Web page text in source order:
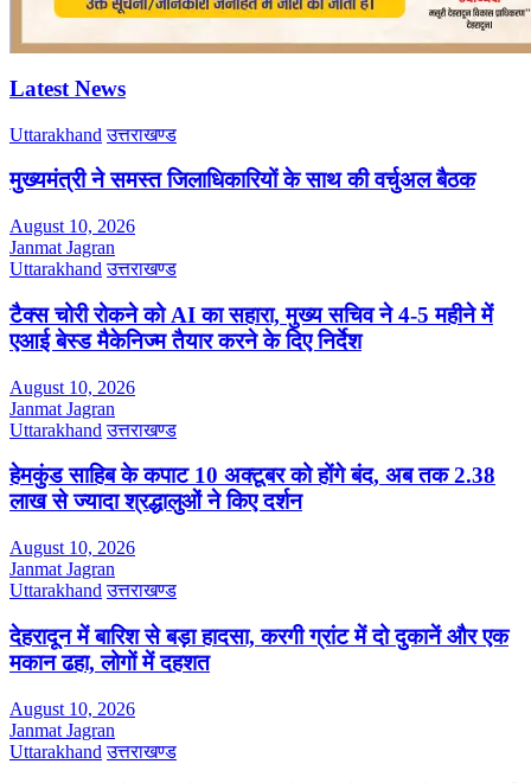
Latest News
Uttarakhand उत्तराखण्ड
मुख्यमंत्री ने समस्त जिलाधिकारियों के साथ की वर्चुअल बैठक
August 10, 2026
Janmat Jagran
Uttarakhand उत्तराखण्ड
टैक्स चोरी रोकने को AI का सहारा, मुख्य सचिव ने 4-5 महीने में
एआई बेस्ड मैकेनिज्म तैयार करने के दिए निर्देश
August 10, 2026
Janmat Jagran
Uttarakhand उत्तराखण्ड
हेमकुंड साहिब के कपाट 10 अक्टूबर को होंगे बंद, अब तक 2.38
लाख से ज्यादा श्रद्धालुओं ने किए दर्शन
August 10, 2026
Janmat Jagran
Uttarakhand उत्तराखण्ड
देहरादून में बारिश से बड़ा हादसा, करगी ग्रांट में दो दुकानें और एक
मकान ढहा, लोगों में दहशत
August 10, 2026
Janmat Jagran
Uttarakhand उत्तराखण्ड